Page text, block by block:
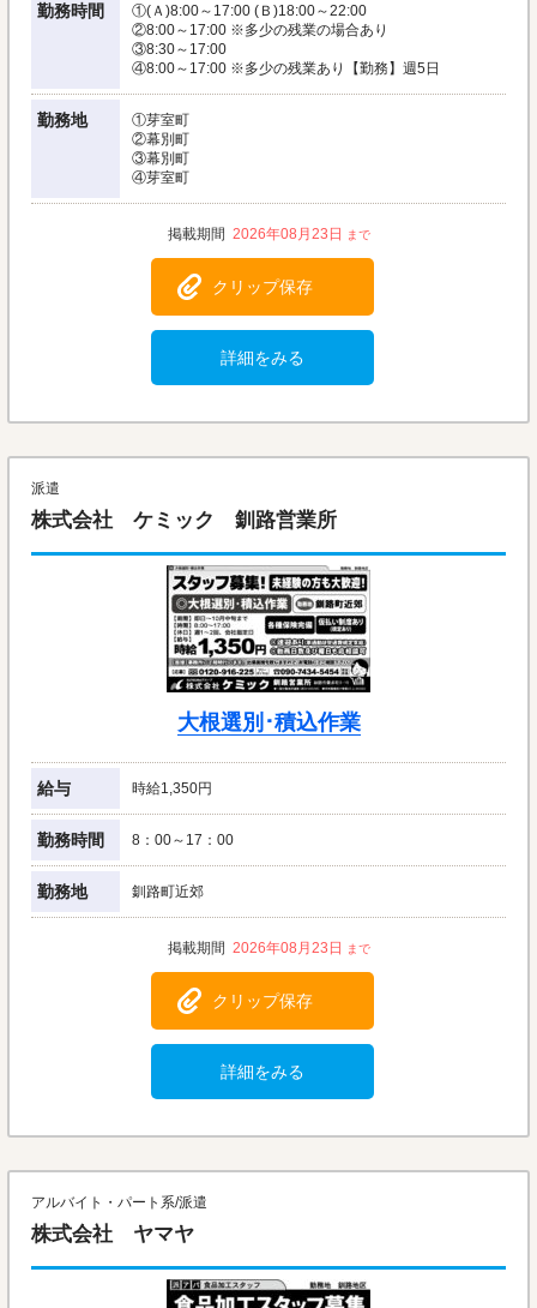
勤務時間
①(Ａ)8:00～17:00 (Ｂ)18:00～22:00
②8:00～17:00 ※多少の残業の場合あり
③8:30～17:00
④8:00～17:00 ※多少の残業あり【勤務】週5日
勤務地
①芽室町
②幕別町
③幕別町
④芽室町
2026年08月23日
クリップ保存
詳細をみる
派遣
株式会社 ケミック 釧路営業所
大根選別･積込作業
給与 時給1,350円
勤務時間 8：00～17：00
勤務地 釧路町近郊
2026年08月23日
クリップ保存
詳細をみる
アルバイト・パート系/派遣
株式会社 ヤマヤ